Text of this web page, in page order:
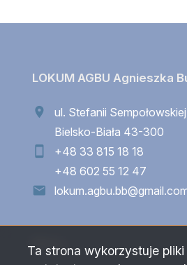
LOKUM AGBU Agnieszka
ul. Stefanii
Bielsko-Biała 43-300
+48 33 815 18 18
+48 602 55 12 47
Menu
Ta strona wykorzystuje